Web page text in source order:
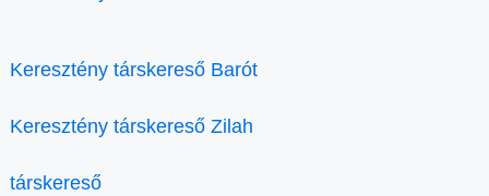
Keresztény társkereső Barót
Keresztény társkereső Zilah
társkereső